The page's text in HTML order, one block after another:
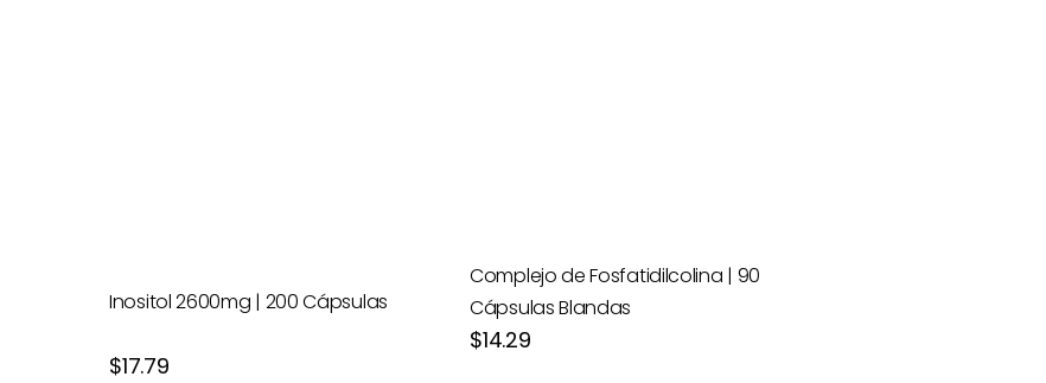
Inositol 2600mg | 200 Cápsulas
Precio
$17.79
Complejo de Fosfatidilcolina | 90
Cápsulas Blandas
Precio
$14.29